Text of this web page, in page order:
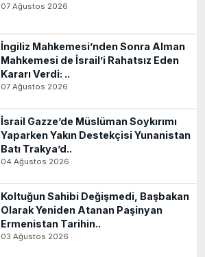
07 Ağustos 2026
İngiliz Mahkemesi’nden Sonra Alman
Mahkemesi de İsrail’i Rahatsız Eden
Kararı Verdi: ..
07 Ağustos 2026
İsrail Gazze’de Müslüman Soykırımı
Yaparken Yakın Destekçisi Yunanistan
Batı Trakya’d..
04 Ağustos 2026
Koltuğun Sahibi Değişmedi, Başbakan
Olarak Yeniden Atanan Paşinyan
Ermenistan Tarihin..
03 Ağustos 2026